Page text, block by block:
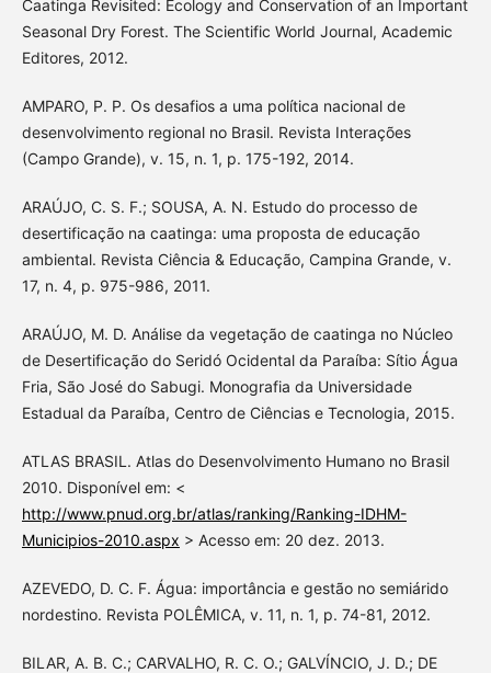
Caatinga Revisited: Ecology and Conservation of an Important
Seasonal Dry Forest. The Scientific World Journal, Academic
Editores, 2012.
AMPARO, P. P. Os desafios a uma política nacional de
desenvolvimento regional no Brasil. Revista Interações
(Campo Grande), v. 15, n. 1, p. 175-192, 2014.
ARAÚJO, C. S. F.; SOUSA, A. N. Estudo do processo de
desertificação na caatinga: uma proposta de educação
ambiental. Revista Ciência & Educação, Campina Grande, v.
17, n. 4, p. 975-986, 2011.
ARAÚJO, M. D. Análise da vegetação de caatinga no Núcleo
de Desertificação do Seridó Ocidental da Paraíba: Sítio Água
Fria, São José do Sabugi. Monografia da Universidade
Estadual da Paraíba, Centro de Ciências e Tecnologia, 2015.
ATLAS BRASIL. Atlas do Desenvolvimento Humano no Brasil
2010. Disponível em: <
http://www.pnud.org.br/atlas/ranking/Ranking-IDHM-
Municipios-2010.aspx > Acesso em: 20 dez. 2013.
AZEVEDO, D. C. F. Água: importância e gestão no semiárido
nordestino. Revista POLÊMICA, v. 11, n. 1, p. 74-81, 2012.
BILAR, A. B. C.; CARVALHO, R. C. O.; GALVÍNCIO, J. D.; DE